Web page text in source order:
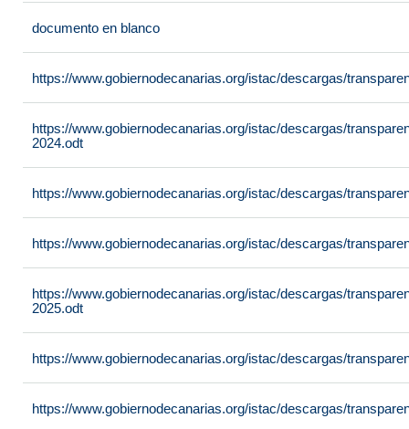
documento en blanco
https://www.gobiernodecanarias.org/istac/descargas/
https://www.gobiernodecanarias.org/istac/descargas/
2024.odt
https://www.gobiernodecanarias.org/istac/descargas/
https://www.gobiernodecanarias.org/istac/descargas/
https://www.gobiernodecanarias.org/istac/descargas/
2025.odt
https://www.gobiernodecanarias.org/istac/descargas/
https://www.gobiernodecanarias.org/istac/descargas/